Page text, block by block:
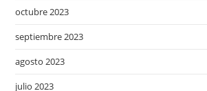
octubre 2023
septiembre 2023
agosto 2023
julio 2023